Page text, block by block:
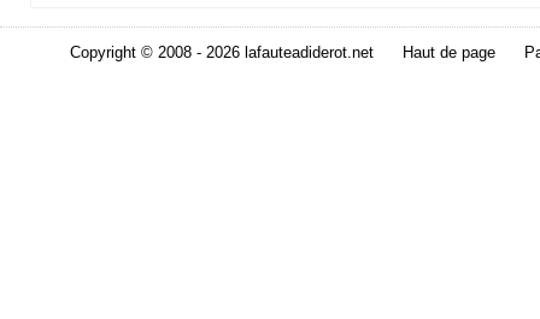
Copyright © 2008 - 2026 lafauteadiderot.net Haut de page